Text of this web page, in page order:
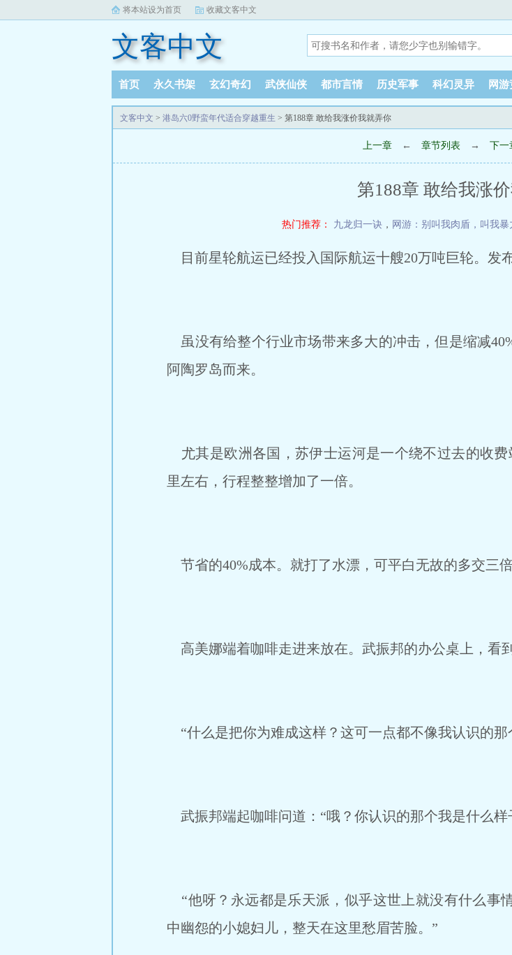
将本站设为首页 收藏文客中文
文客中文
首页 永久书架 玄幻奇幻 武侠仙侠 都市言情 历史军事 科幻灵异 网
文客中文 > 港岛六0野蛮年代适合穿越重生 > 第188章 敢给我涨价我就弄你
上一章 ← 章节列表 → 下一
第188章 敢给我涨
热门推荐： 九龙归一诀 ， 网游：别叫我肉盾，叫我暴
目前星轮航运已经投入国际航运十艘20万吨巨轮。发
虽没有给整个行业市场带来多大的冲击，但是缩减
阿陶罗岛而来。
尤其是欧洲各国，苏伊士运河是一个绕不过去的收
里左右，行程整整增加了一倍。
节省的40%成本。就打了水漂，可平白无故的多交三
高美娜端着咖啡走进来放在。武振邦的办公桌上，看
“什么是把你为难成这样？这可一点都不像我认识的那
武振邦端起咖啡问道：“哦？你认识的那个我是什么样
“他呀？永远都是乐天派，似乎这世上就没有什么事
中幽怨的小媳妇儿，整天在这里愁眉苦脸。”